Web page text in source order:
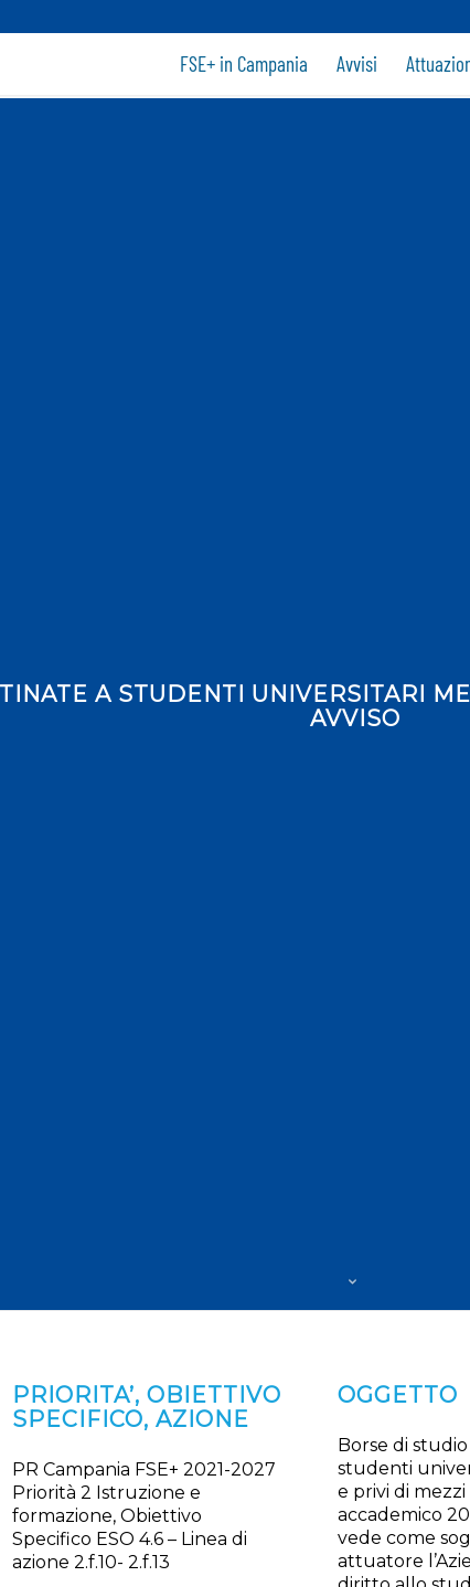
FSE+ in Campania Avvisi
A STUDENTI UNIVERSITARI
AVVISO
PRIORITA’, OBIETTIVO
SPECIFICO, AZIONE
PR Campania FSE+ 2021-2027
Priorità 2 Istruzione e
formazione, Obiettivo
Specifico ESO 4.6 – Linea di
azione 2.f.10- 2.f.13
OGGETTO
Borse di
studenti
e privi di mezzi
accademico
vede come
attuatore